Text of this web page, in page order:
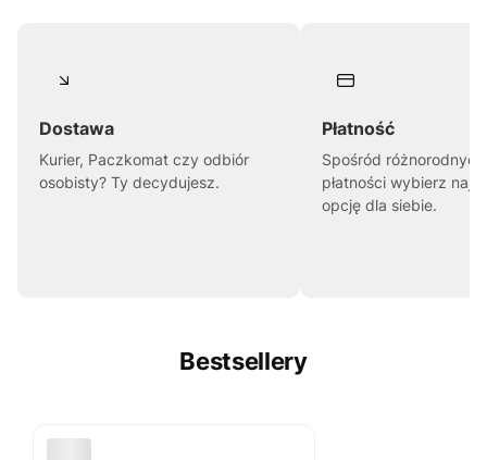
Dostawa
Kurier, Paczkomat czy odbiór
osobisty? Ty decydujesz.
Płatność
Spośród
płatności wybierz
opcję dla siebie.
Bestsellery